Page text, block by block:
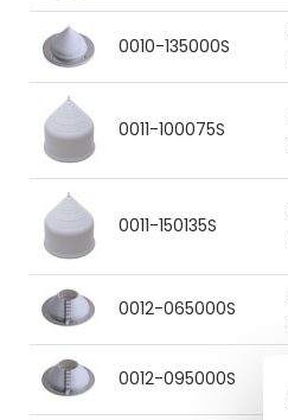
0010-135000S
0011-100075S
0011-150135S
0012-065000S
0012-095000S